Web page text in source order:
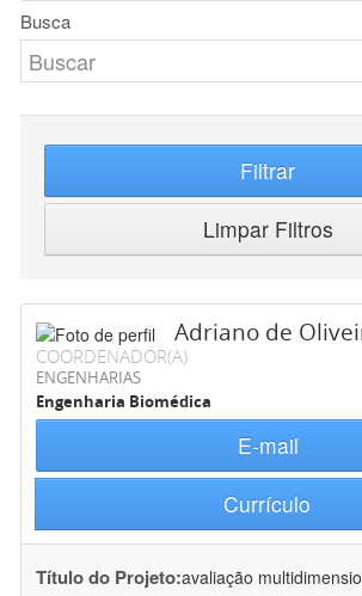
Busca
Filtrar
Limpar Filtros
Adriano de
COORDENADOR(A)
ENGENHARIAS
Engenharia Biomédica
E-mail
Currículo
Título do Projeto:avaliação